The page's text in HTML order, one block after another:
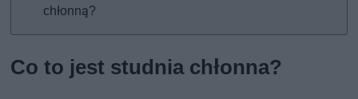
chłonną?
Co to jest studnia chłonna?